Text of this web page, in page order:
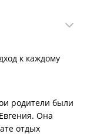
к каждому
родители были
Она
отдых